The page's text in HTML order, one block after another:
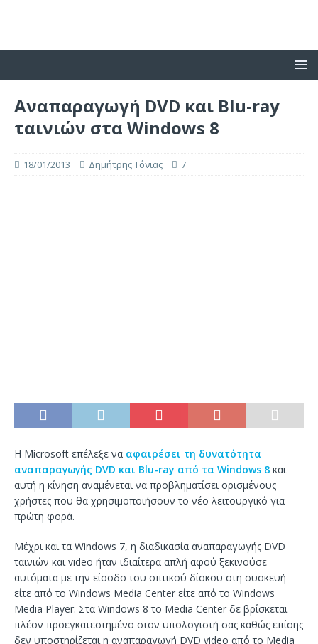
Αναπαραγωγή DVD και Blu-ray
ταινιών στα Windows 8
18/01/2013 Δημήτρης Τόνιας 7
Η Microsoft επέλεξε να αφαιρέσει τη δυνατότητα
αναπαραγωγής DVD και Blu-ray από τα Windows 8 και
αυτή η κίνηση αναμένεται να προβληματίσει ορισμένους
χρήστες που θα χρησιμοποιήσουν το νέο λειτουργικό για
πρώτη φορά.
Μέχρι και τα Windows 7, η διαδικασία αναπαραγωγής DVD
ταινιών και video ήταν ιδιαίτερα απλή αφού ξεκινούσε
αυτόματα με την είσοδο του οπτικού δίσκου στη συσκευή
είτε από το Windows Media Center είτε από το Windows
Media Player. Στα Windows 8 το Media Center δε βρίσκεται
πλέον προεγκατεστημένο στον υπολογιστή σας καθώς επίσης
δεν υποστηρίζεται η αναπαραγωγή DVD video από το Media